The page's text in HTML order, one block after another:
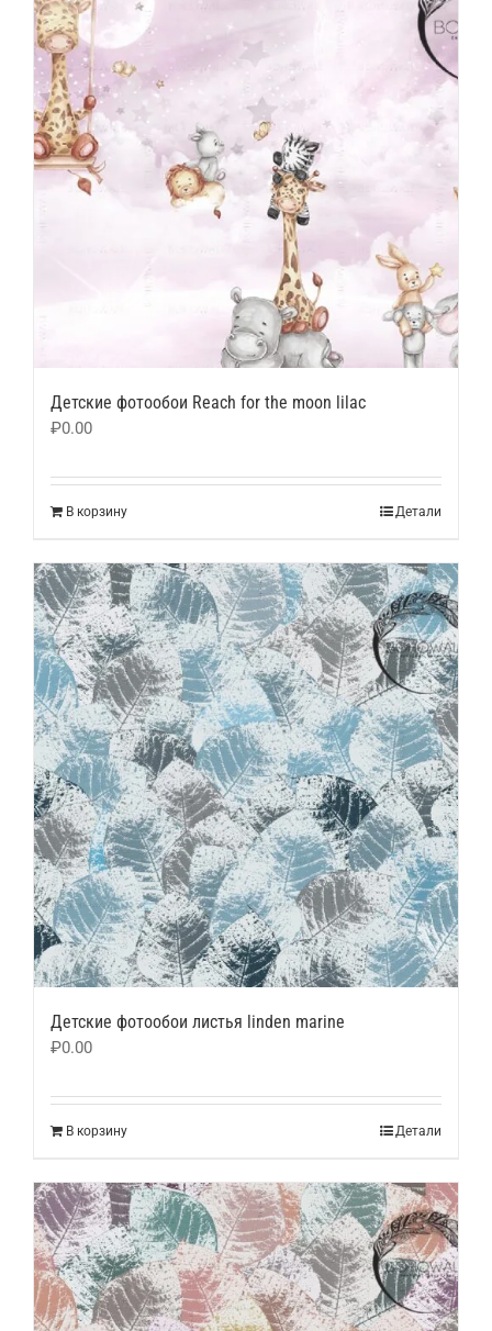
Детские фотообои Reach for the moon lilac
₽0.00
В корзину Детали
Детские фотообои листья linden marine
₽0.00
В корзину Детали